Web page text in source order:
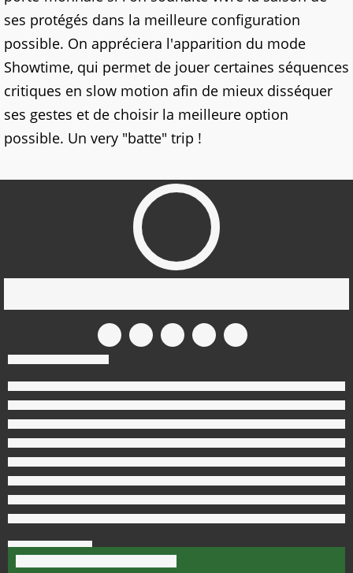
ses protégés dans la meilleure configuration
possible. On appréciera l'apparition du mode
Showtime, qui permet de jouer certaines séquences
critiques en slow motion afin de mieux disséquer
ses gestes et de choisir la meilleure option
possible. Un very "batte" trip !